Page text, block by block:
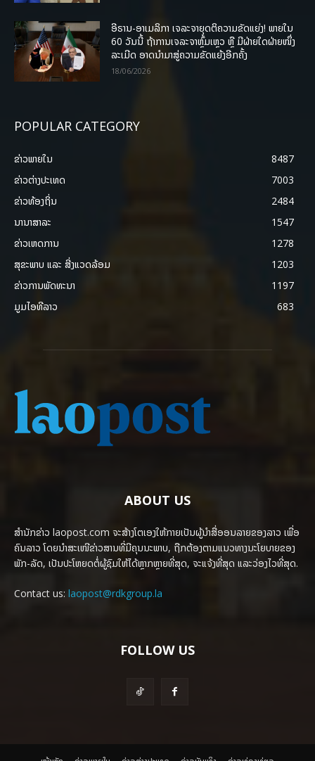
ອີຣານ-ອາເມລິກາ ເຈລະຈາຍຸດຕິຄວາມຂັດແຍ່ງ! ພາຍໃນ
60 ວັນນີ້ ຖ້າການເຈລະຈາຫຼົ້ມເຫຼວ ຫຼື ມີຝ່າຍໃດຝ່າຍໜຶ່ງ
ລະເມີດ ອາດນໍາມາສູ່ຄວາມຂັດແຍ້ງອີກຄັ້ງ
18/06/2026
POPULAR CATEGORY
ຂ່າວພາຍ​ໃນ
8487
ຂ່າວຕ່າງປະເທດ
7003
ຂ່າວທ້ອງຖິ່ນ
2484
ນານາສາລະ
1547
ຂ່າວເຫດການ
1278
ສຸຂະພາບ ແລະ ສີ່ງແວດລ້ອມ
1203
ຂ່າວການພັດທະນາ
1197
ມູມໄອທີລາວ
683
ABOUT US
ສຳນັກຂ່າວ laopost.com ຈະສ້າງໂຕເອງໃຫ້ກາຍເປັນຜູ້ນຳສື່ອອນລາຍຂອງລາວ ເພື່ອ
ຄົນລາວ ໂດຍນຳສະເໜີຂ່າວສານທີ່ມີຄຸນນະພາບ, ຖືກຕ້ອງຕາມແນວທາງນະໂຍບາຍຂອງ
ພັກ-ລັດ, ເປັນປະໂຫຍດຕໍ່ຜູ້ຊົມໃຫ້ໄດ້ຫຼາກຫຼາຍທີ່ສຸດ, ຈະແຈ້ງທີ່ສຸດ ແລະວ່ອງໄວທີ່ສຸດ.
Contact us: laopost@rdkgroup.la
FOLLOW US